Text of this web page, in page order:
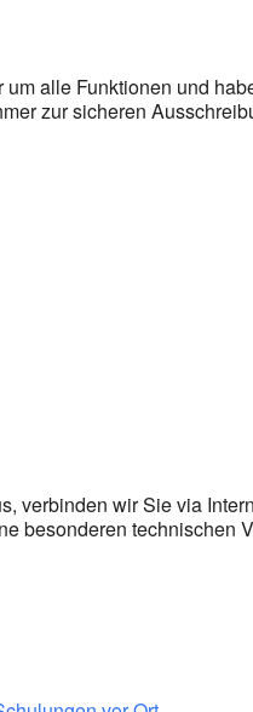
alle Funktionen und
zur sicheren
verbinden wir Sie via
besonderen